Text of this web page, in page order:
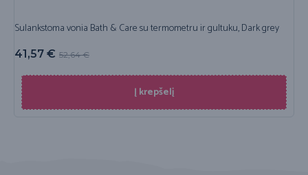
Sulankstoma vonia Bath & Care su termometru ir gultuku, Dark grey
52,64€
41,57 €
Į krepšelį